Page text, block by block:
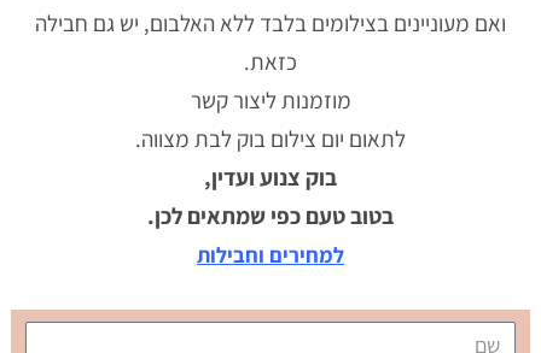
ואם מעוניינים בצילומים בלבד ללא האלבום, יש גם חבילה
כזאת.
מוזמנות ליצור קשר
לתאום יום צילום בוק לבת מצווה.
בוק צנוע ועדין,
בטוב טעם כפי שמתאים לכן.
למחירים וחבילות